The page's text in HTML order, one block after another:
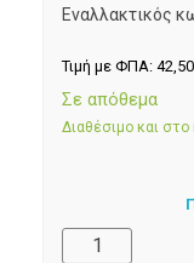
Εναλλακτικός
Τιμή με ΦΠΑ: 42,50
Σε απόθεμα
Διαθέσιμο και